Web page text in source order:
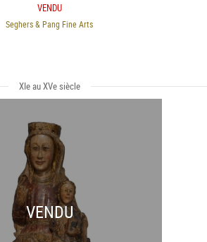
VENDU
Seghers & Pang Fine Arts
XIe au XVe siècle
VENDU